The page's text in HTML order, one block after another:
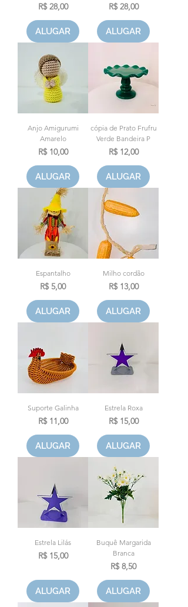
Preço
R$ 28,00
ALUGAR
Preço
R$ 28,00
ALUGAR
Anjo Amigurumi
Amarelo
Preço
R$ 10,00
ALUGAR
cópia de Prato Frufru
Verde Bandeira P
Preço
R$ 12,00
ALUGAR
Espantalho
Preço
R$ 5,00
ALUGAR
Milho cordão
Preço
R$ 13,00
ALUGAR
Suporte Galinha
Preço
R$ 11,00
ALUGAR
Estrela Roxa
Preço
R$ 15,00
ALUGAR
Estrela Lilás
Preço
R$ 15,00
ALUGAR
Buquê Margarida
Branca
Preço
R$ 8,50
ALUGAR